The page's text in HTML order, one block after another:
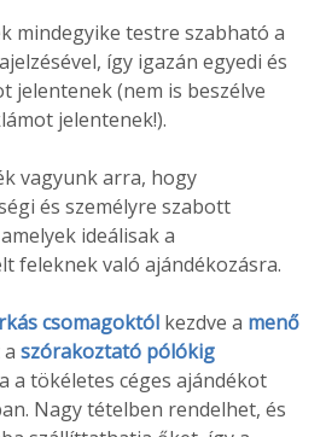
mindegyike testre szabható a
így igazán egyedi és
jelentenek (nem is beszélve
jelentenek!).
vagyunk arra, hogy
és személyre szabott
ideálisak a
feleknek való ajándékozásra.
csomagoktól kezdve a menő
szórakoztató pólókig
a tökéletes céges ajándékot
Nagy tételben rendelhet, és